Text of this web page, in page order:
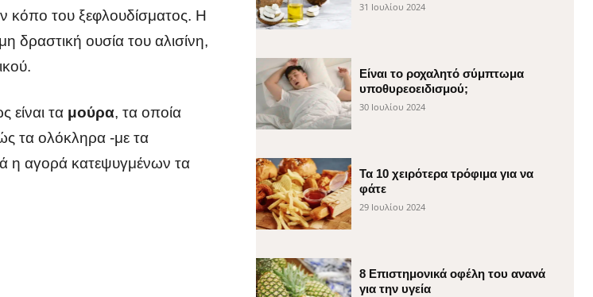
κόπο του ξεφλουδίσματος. Η
δραστική ουσία του αλισίνη,
είναι τα μούρα, τα οποία
τα ολόκληρα -με τα
η αγορά κατεψυγμένων τα
31 Ιουλίου 2024
Είναι το ροχαλητό σύμπτωμα
υποθυρεοειδισμού;
30 Ιουλίου 2024
Τα 10 χειρότερα τρόφιμα για να
φάτε
29 Ιουλίου 2024
8 Επιστημονικά οφέλη του ανανά
για την υγεία